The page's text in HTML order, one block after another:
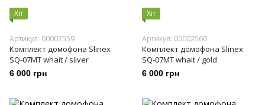
Хіт
Артикул: 00002559
Комплект домофона Slinex
SQ-07MT whait / silver
6 000 грн
Хіт
Артикул: 00002560
Комплект домофона Slinex
SQ-07MT whait / gold
6 000 грн